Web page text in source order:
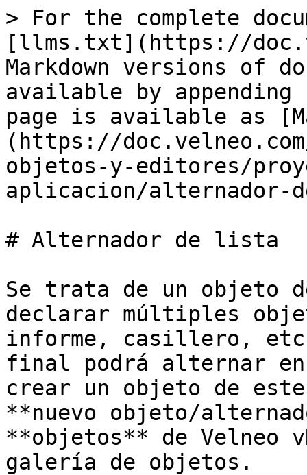
> For the complete
[llms.txt](https://
Markdown versions of
available by
page is available as
(https://
objetos-y-editores/
aplicacion/alternador-
# Alternador de lista
Se trata de un objeto
declarar múltiples
informe, casillero,
final podrá alternar en
crear un objeto de
**nuevo objeto/
**objetos** de Velneo
galería de objetos.